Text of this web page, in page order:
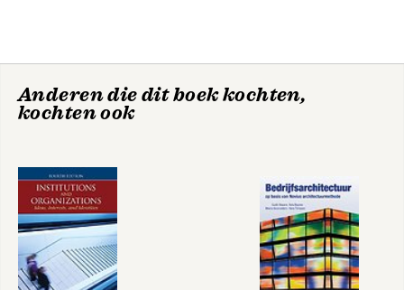
Anderen die dit boek kochten,
kochten ook